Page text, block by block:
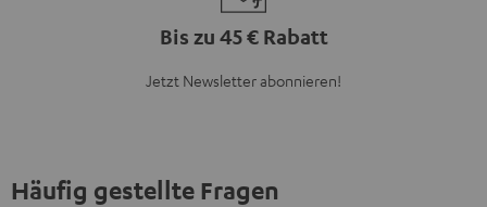
Bis zu 45 € Rabatt
Jetzt Newsletter abonnieren!
Häufig gestellte Fragen